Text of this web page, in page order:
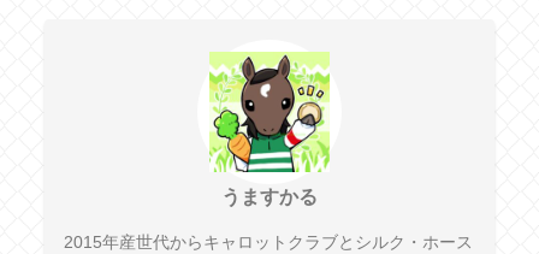
うますかる
2015年産世代からキャロットクラブとシルク・ホース